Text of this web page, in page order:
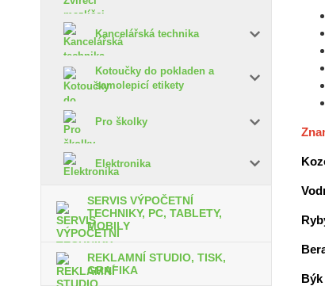
Kancelářská technika
Kotoučky do pokladen a
samolepicí etikety
Pro školky
Elektronika
SERVIS VÝPOČETNÍ
TECHNIKY, PC, TABLETY,
MOBILY
REKLAMNÍ STUDIO, TISK,
GRAFIKA
Býk